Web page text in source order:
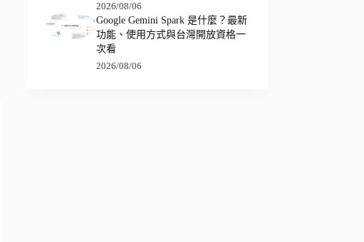
2026/08/06
Google Gemini Spark 是什麼？最新
功能、使用方式與台灣開放資格一
次看
2026/08/06